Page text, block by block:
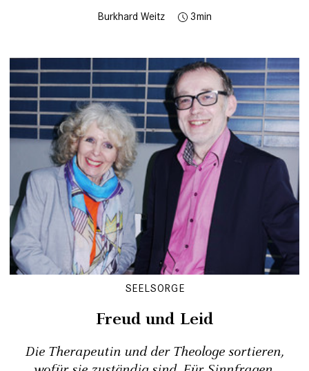
Burkhard Weitz 3
SEELSORGE
Freud und Leid
Die Therapeutin und der Theologe sortieren,